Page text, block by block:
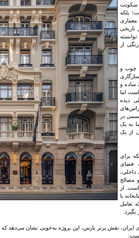
سکونت
بلکه
معماری
تاریخی
از
چوب و
ساده و
اما
دیده
در
به یک
از یک
برای
فضای
داخلی،
مصالح
از
با
تعامل
نقش برتر پارس، این پروژه به‌خوبی نشان می‌دهد
است: